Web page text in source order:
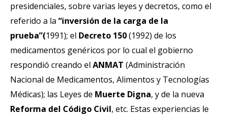
presidenciales, sobre varias leyes y decretos, como el
referido a la “inversión de la carga de la
prueba”(1991); el Decreto 150(1992) de los
medicamentos genéricos por lo cual el gobierno
respondió creando el ANMAT (Administración
Nacional de Medicamentos, Alimentos y Tecnologías
Médicas); las Leyes de Muerte Digna, y de la nueva
Reforma del Código Civil, etc. Estas experiencias le